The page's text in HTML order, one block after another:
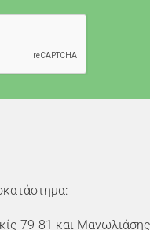
79-81 και